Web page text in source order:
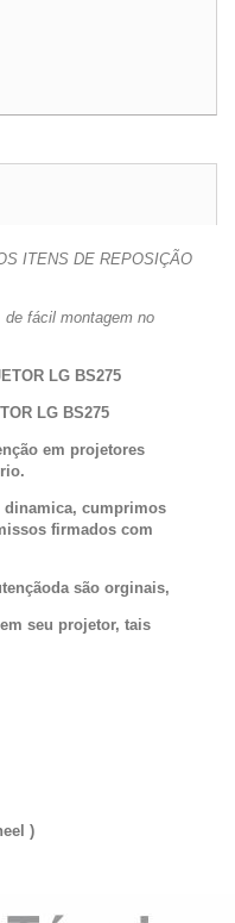
ITENS DE REPOSIÇÃO
de fácil montagem no
LG BS275
LG BS275
em projetores
dinamica, cumprimos
firmados com
são orginais,
seu projetor, tais
)